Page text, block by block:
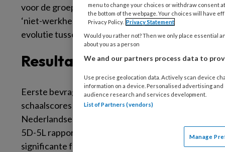
voor de groep ‘werkhervatters’ en de groep
‘niet-werkhervatters’, en het verschil in
evolutie tussen beiden.
Resultaten
Eerste bevraging: voor de RAND-36 liggen alle
schaalscores lager dan bij een gezonde
Nederlandse referentiepopulatie. Op de EQ-
5D-5L rapporteert 90.91% (n=50) geen
significante functioneringsproblemen.
menu to change your choices or withdraw consent
the bottom of the webpage. Your choices will have
Privacy Policy. Privacy Statement
Would you rather not? Then we only place essential
about you as a person
We and our partners process data to
Use precise geolocation data. Actively scan device
information on a device. Personalised advertising
audience research and services development.
List of Partners (vendors)
Manage